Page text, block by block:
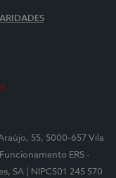
55, 5000-657 Vila
ERS -
SA | NIPC501 245 570